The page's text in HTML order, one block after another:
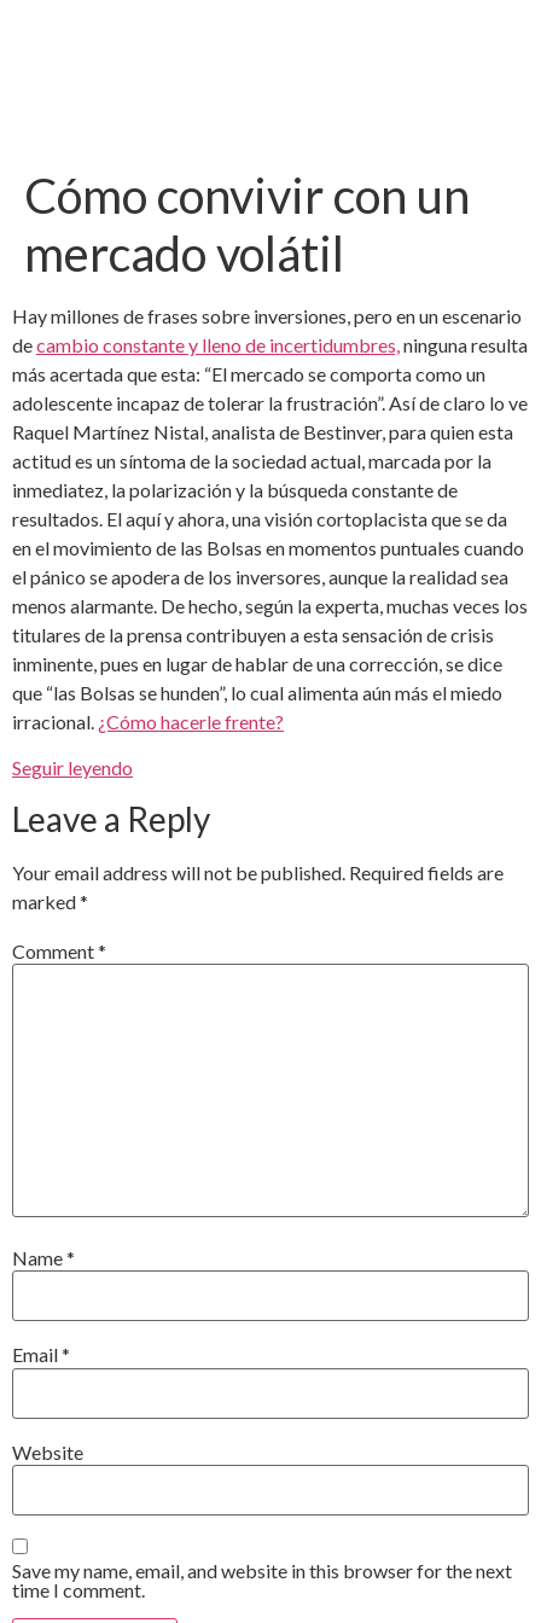
Cómo convivir con un
mercado volátil
Hay millones de frases sobre inversiones, pero en un escenario
decambio constante y lleno de incertidumbres, ninguna resulta
más acertada que esta: “El mercado se comporta como un
adolescente incapaz de tolerar la frustración”. Así de claro lo ve
Raquel Martínez Nistal, analista de Bestinver, para quien esta
actitud es un síntoma de la sociedad actual, marcada por la
inmediatez, la polarización y la búsqueda constante de
resultados. El aquí y ahora, una visión cortoplacista que se da
en el movimiento de las Bolsas en momentos puntuales cuando
el pánico se apodera de los inversores, aunque la realidad sea
menos alarmante. De hecho, según la experta, muchas veces los
titulares de la prensa contribuyen a esta sensación de crisis
inminente, pues en lugar de hablar de una corrección, se dice
que “las Bolsas se hunden”, lo cual alimenta aún más el miedo
irracional. ¿Cómo hacerle frente?
Seguir leyendo
Leave a Reply
Your email address will not be published. Required fields are
marked*
Comment*
Name*
Email*
Website
Save my name, email, and website in this browser for the next
time I comment.